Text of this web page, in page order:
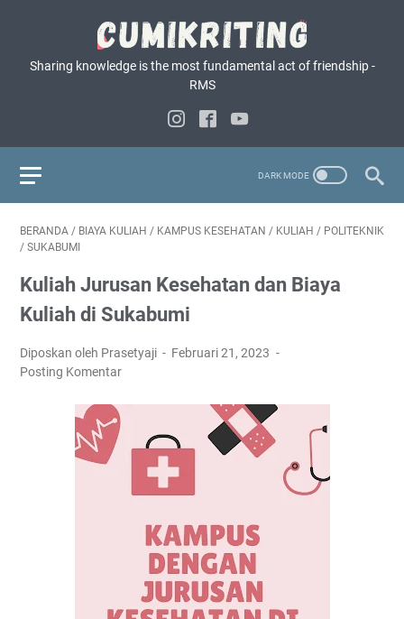
Sharing knowledge is the most fundamental act of friendship -
RMS
BERANDA / BIAYA KULIAH / KAMPUS KESEHATAN / KULIAH / POLITEKNIK
/ SUKABUMI
Kuliah Jurusan Kesehatan dan Biaya
Kuliah di Sukabumi
Diposkan oleh Prasetyaji
Februari 21, 2023
Posting Komentar